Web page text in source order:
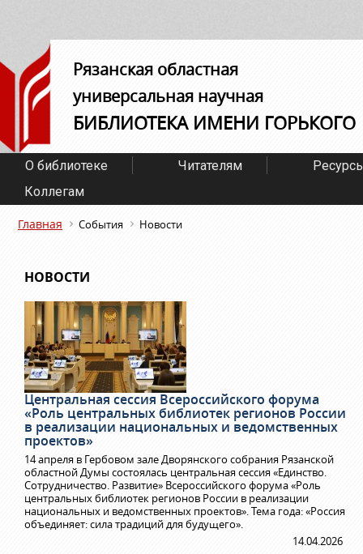
Рязанская областная
универсальная научная
БИБЛИОТЕКА ИМЕНИ ГОРЬКОГО
О библиотеке Читателям
Коллегам
Главная События Новости
НОВОСТИ
Центральная сессия Всероссийского форума
«Роль центральных библиотек регионов России
в реализации национальных и ведомственных
проектов»
14 апреля в Гербовом зале Дворянского собрания Рязанской
областной Думы состоялась центральная сессия «Единство.
Сотрудничество. Развитие» Всероссийского форума «Роль
центральных библиотек регионов России в реализации
национальных и ведомственных проектов». Тема года: «Россия
объединяет: сила традиций для будущего».
14.04.2026